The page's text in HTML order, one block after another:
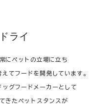
ライ
にペットの立場に立ち
てフードを開発しています。
ッグフードメーカーとして
きたペットスタンスが